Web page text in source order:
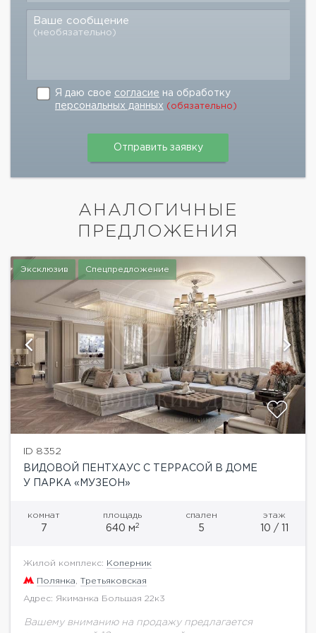
Ваше сообщение
(необязательно)
Я даю свое согласие на обработку
персональных данных (обязательно)
АНАЛОГИЧНЫЕ
ПРЕДЛОЖЕНИЯ
Эксклюзив Спецпредложение
ID 8352
ВИДОВОЙ ПЕНТХАУС С ТЕРРАСОЙ В ДОМЕ
У ПАРКА «МУЗЕОН»
комнат
7
площадь
640 м2
спален
5
этаж
10 / 11
Жилой комплекс: Коперник
Полянка Третьяковская
Адрес: Якиманка Большая 22к3
Вашему вниманию на продажу предлагается